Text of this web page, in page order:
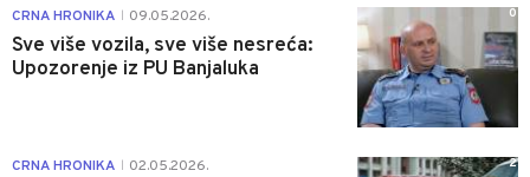
CRNA HRONIKA 09.05.2026.
Sve više vozila, sve više nesreća:
Upozorenje iz PU Banjaluka
0
CRNA HRONIKA 02.05.2026. 2